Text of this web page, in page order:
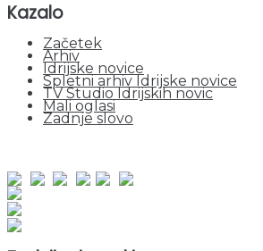
Kazalo
Začetek
Arhiv
Idrijske novice
Spletni arhiv Idrijske novice
TV Studio Idrijskih novic
Mali oglasi
Zadnje slovo